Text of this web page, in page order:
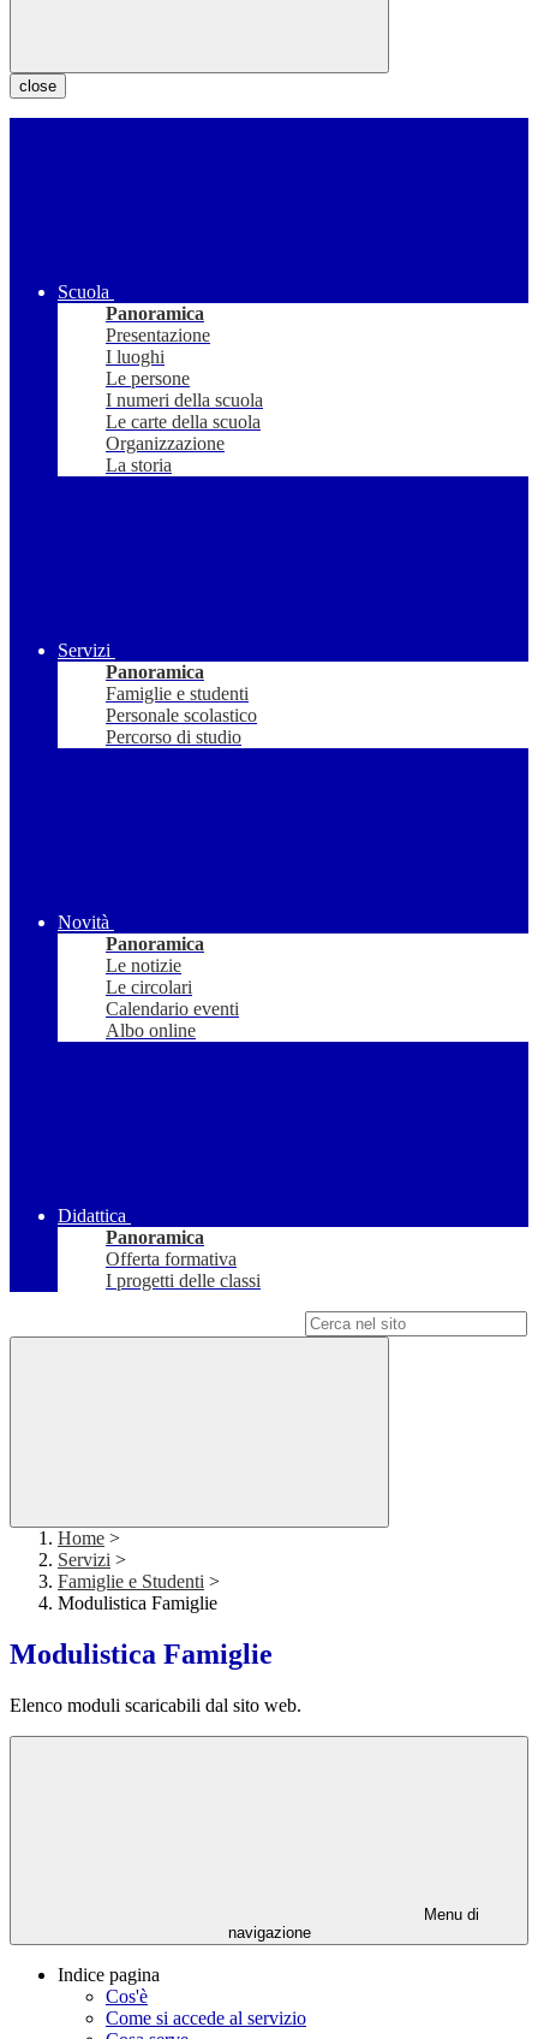
close
Scuola
Panoramica
Presentazione
I luoghi
Le persone
I numeri della scuola
Le carte della scuola
Organizzazione
La storia
Servizi
Panoramica
Famiglie e studenti
Personale scolastico
Percorso di studio
Novità
Panoramica
Le notizie
Le circolari
Calendario eventi
Albo online
Didattica
Panoramica
Offerta formativa
I progetti delle classi
Home >
Servizi >
Famiglie e Studenti >
Modulistica Famiglie
Modulistica Famiglie
Elenco moduli scaricabili dal sito web.
Menu di
navigazione
Indice pagina
Cos'è
Come si accede al servizio